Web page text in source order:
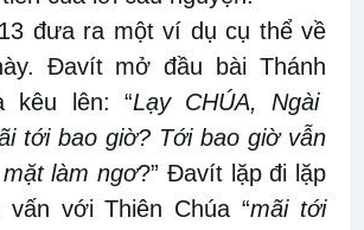
13 đưara một ví dụ cụ thể về
Đavít mở đầu bài Thánh
kêu lên: “Lạy CHÚA, Ngài
tới bao giờ? Tới bao giờ vẫn
làm ngơ?” Đavít lặpđi lặp
vấn với Thiên Chúa“mãi tới